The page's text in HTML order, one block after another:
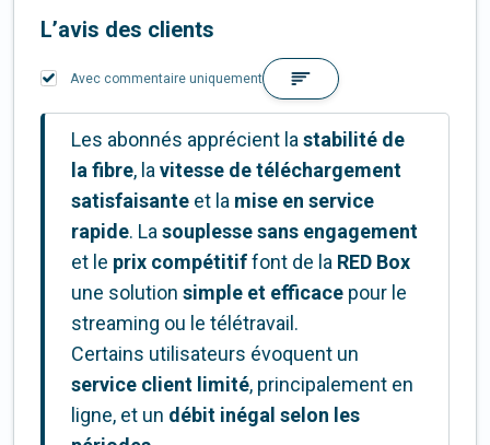
L’avis des clients
Avec commentaire uniquement
Les abonnés apprécient la stabilité de
la fibre, la vitesse de téléchargement
satisfaisante et la mise en service
rapide. La souplesse sans engagement
et le prix compétitiffont de la RED Box
une solution simple et efficace pour le
streaming ou le télétravail.
Certains utilisateurs évoquent un
service client limité, principalement en
ligne, et un débit inégal selon les